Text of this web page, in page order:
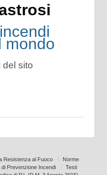
mondo
del sito
Resistenza al Fuoco
Norme
di Prevenzione Incendi
Testi